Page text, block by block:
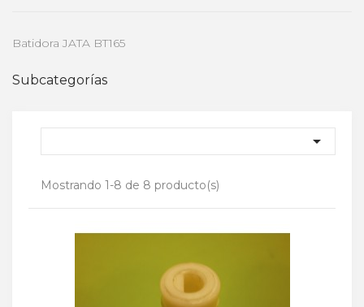
Batidora JATA BT165
Subcategorías

Mostrando 1-8 de 8 producto(s)